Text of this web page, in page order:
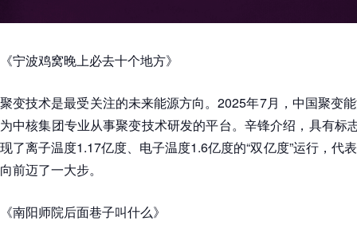
《宁波鸡窝晚上必去十个地方》
聚变技术是最受关注的未来能源方向。2025年7月，中国聚变
为中核集团专业从事聚变技术研发的平台。辛锋介绍，具有标
现了离子温度1.17亿度、电子温度1.6亿度的“双亿度”运行，代
向前迈了一大步。
《南阳师院后面巷子叫什么》